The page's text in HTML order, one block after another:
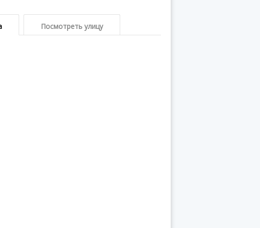
Посмотреть улицу